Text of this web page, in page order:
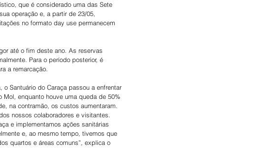
que é considerado uma das Sete
operação e, a partir de 23/05,
no formato day use permanecem
até o fim deste ano. As reservas
Para o período posterior, é
a remarcação.
Santuário do Caraça passou a enfrentar
enquanto houve uma queda de 50%
na contramão, os custos aumentaram.
nossos colaboradores e visitantes.
e implementamos ações sanitárias
e, ao mesmo tempo, tivemos que
quartos e áreas comuns”, explica o